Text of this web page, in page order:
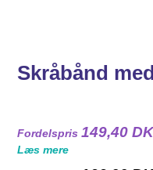
Skråbånd
Fordelspris149,40
Læs mere